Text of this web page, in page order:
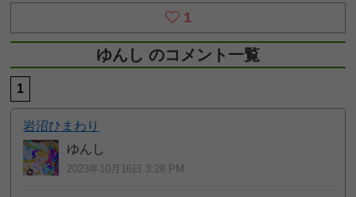
1
ゆんし のコメント一覧
1
岩沼ひまわり
ゆんし
2023年10月16日 3:28 PM